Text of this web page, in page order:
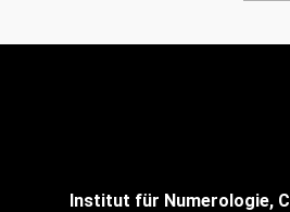
Institut für Numerologie,